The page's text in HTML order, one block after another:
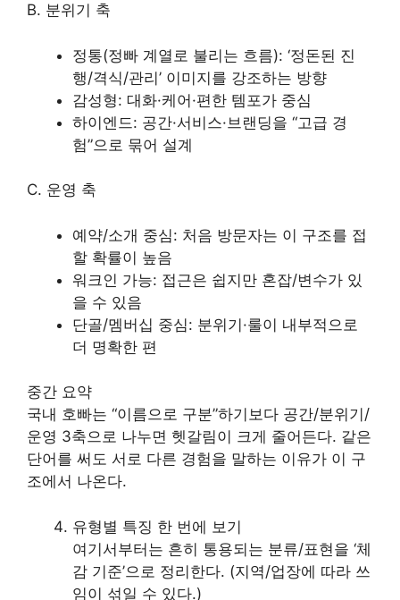
B. 분위기 축
정통(정빠 계열로 불리는 흐름): ‘정돈된 진
행/격식/관리’ 이미지를 강조하는 방향
감성형: 대화·케어·편한 템포가 중심
하이엔드: 공간·서비스·브랜딩을 “고급 경
험”으로 묶어 설계
C. 운영 축
예약/소개 중심: 처음 방문자는 이 구조를 접
할 확률이 높음
워크인 가능: 접근은 쉽지만 혼잡/변수가 있
을 수 있음
단골/멤버십 중심: 분위기·룰이 내부적으로
더 명확한 편
중간 요약
국내 호빠는 “이름으로 구분”하기보다 공간/분위기/
운영 3축으로 나누면 헷갈림이 크게 줄어든다. 같은
단어를 써도 서로 다른 경험을 말하는 이유가 이 구
조에서 나온다.
유형별 특징 한 번에 보기
여기서부터는 흔히 통용되는 분류/표현을 ‘체
감 기준’으로 정리한다. (지역/업장에 따라 쓰
임이 섞일 수 있다.)